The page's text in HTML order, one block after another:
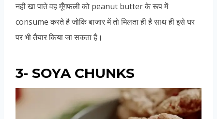
नही खा पाते वह मूँगफली को peanut butter के रूप में
consume करते है जोकि बाजार में तो मिलता ही है साथ ही इसे घर
पर भी तैयार किया जा सकता है।
3- SOYA CHUNKS